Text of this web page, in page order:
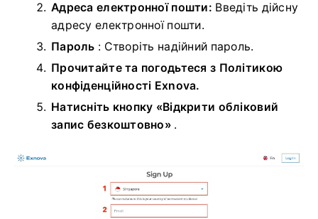
Адреса електронної пошти: Введіть дійсну
адресу електронної пошти.
Пароль : Створіть надійний пароль.
Прочитайте та погодьтеся з Політикою
конфіденційності Exnova.
Натисніть кнопку «Відкрити обліковий
запис безкоштовно» .